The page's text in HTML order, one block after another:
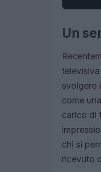
Un
televisiva
svolgere
come
carico di
chi si
ricevuto